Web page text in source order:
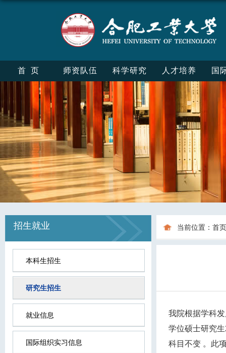
首页 师资队伍 科学研究 人才培养 国
招生就业
本科生招生
研究生招生
就业信息
国际组织实习信息
当前位置： 首页
我院根据学科
学位硕士研究生
科目不变 。此